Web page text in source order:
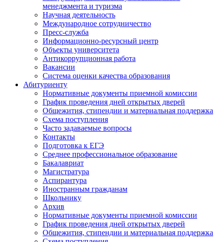
менеджмента и туризма
Научная деятельность
Международное сотрудничество
Пресс-служба
Информационно-ресурсный центр
Объекты университета
Антикоррупционная работа
Вакансии
Система оценки качества образования
Абитуриенту
Нормативные документы приемной комиссии
График проведения дней открытых дверей
Общежития, стипендии и материальная поддержка
Схема поступления
Часто задаваемые вопросы
Контакты
Подготовка к ЕГЭ
Среднее профессиональное образование
Бакалавриат
Магистратура
Аспирантура
Иностранным гражданам
Школьнику
Архив
Нормативные документы приемной комиссии
График проведения дней открытых дверей
Общежития, стипендии и материальная поддержка